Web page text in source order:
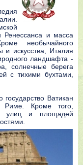
и масса
необычайного
и искусства, Италия
ландшафта -
солнечные берега
с тихими бухтами,
Ватикан
Риме. Кроме того,
улиц и площадей